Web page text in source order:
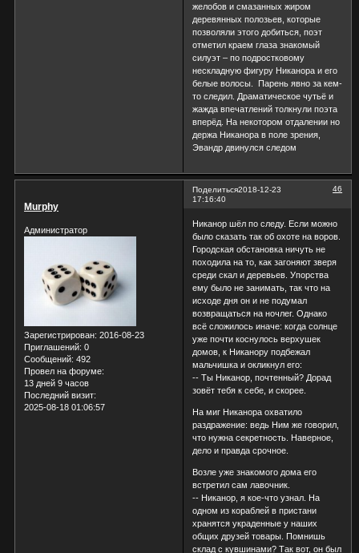
желобов и смазанных жиром
деревянных полозьев, которые
позволяли этого добиться, поэт
отметил краем глаза знакомый
силуэт – по подростковому
нескладную фигуру Никанора и его
белые волосы. Парень явно за кем-
то следил. Драматическое чутьё и
жажда впечатлений толкнули поэта
вперёд. На некотором отдалении но
держа Никанора в поле зрения,
Эвандр двинулся следом
Поделиться 46
2018-12-23
17:16:40
Murphy
Администратор
Зарегистрирован: 2016-08-23
Приглашений: 0
Сообщений: 492
Провел на форуме:
13 дней 9 часов
Последний визит:
2025-08-18 01:06:57
Никанор шёл по следу. Если можно
было сказать так об охоте на воров.
Городская обстановка ничуть не
походила на то, как загоняют зверя
среди скал и деревьев. Упорства
ему было не занимать, так что на
исходе дня он и не подумал
возвращаться на ночлег. Однако
всё сложилось иначе: когда солнце
уже почти коснулось верхушек
домов, к Никанору подбежал
мальчишка и окликнул его:
-- Ты Никанор, почтенный? Дорад
зовёт тебя к себе, и скорее.
На миг Никанора охватило
раздражение: ведь Ним же говорил,
что нужна секретность. Наверное,
дело и правда срочное.
Возле уже знакомого дома его
встретил сам лавочник.
-- Никанор, я кое-что узнал. На
одном из кораблей в пристани
хранятся украденные у наших
общих друзей товары. Помнишь
склад с кувшинами? Так вот, он был